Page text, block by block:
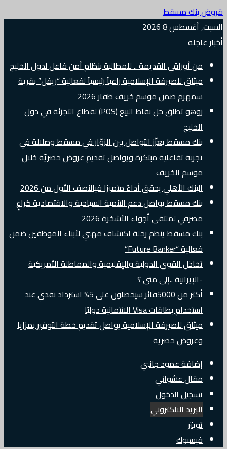
قروض بنك مسقط
السبت, أغسطس 8 2026
أخبار عاجلة
من أوراقي القديمة .. للمطالبة بنظام أمن فاعل لدول الخليج
ميثاق للصيرفة الإسلامية راعياً رئيسياً لفعالية “ريفل” بقرية
سمهرم ضمن موسم خريف ظفار 2026
زوهو تطلق حل نقاط البيع (POS) لقطاع التجزئة في دول
الخليج
بنك مسقط يعزّز التواصل بين الزوّار في مسقط وصلالة في
تجربة تفاعلية مبتكرة ويواصل تقديم عروض حصريّة خلال
موسم الخريف
البنك الأهلي يحقق أداءً متميزا فيالنصف الأول من 2026
بنك مسقط يواصل دعم التنمية السياحية والاقتصادية كراعٍ
مصرفي لملتقى أجواء الأشخرة 2026
بنك مسقط ينظم رحلة اكتشاف مهني لأبناء الموظفين ضمن
فعالية “Future Banker”
تخاذل القوى الدولية والإقليمية والمماطلة الأمريكية
-الإيرانية ..إلى متى ؟
أكثر من 5000فائز سيحصلون على 5% استرداد نقدي عند
استخدام بطاقات Visa الائتمانية دوليًا
ميثاق للصيرفة الإسلامية يواصل تقديم خطة التوفير بمزايا
وعروض حصرية
إضافة عمود جانبي
مقال عشوائي
تسجيل الدخول
البريد الالكتروني
تويتر
فيسبوك